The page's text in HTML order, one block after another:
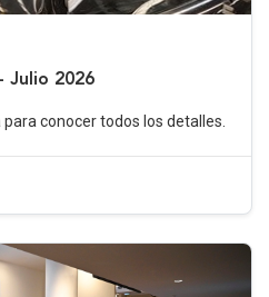
Julio 2026
conocer todos los detalles.